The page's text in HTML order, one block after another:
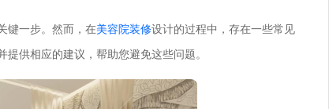
键一步。然而，在美容院装修设计的过程中，存在一些常见
提供相应的建议，帮助您避免这些问题。